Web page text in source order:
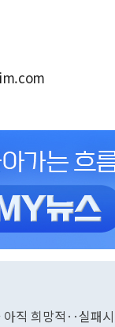
아직 희망적‥실패